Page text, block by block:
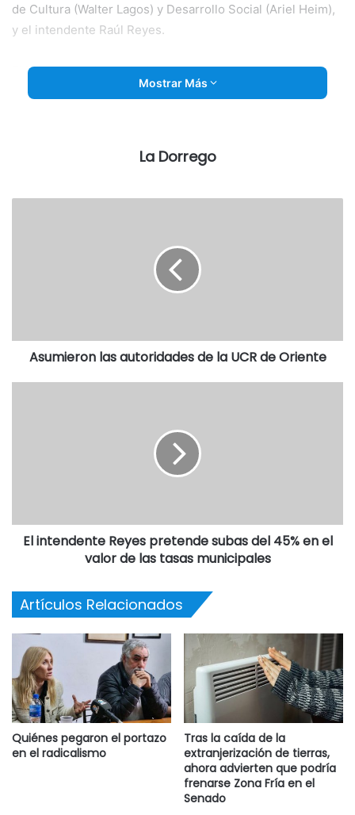
de Cultura (Walter Lagos) y Desarrollo Social (Ariel Heim),
y el intendente Raúl Reyes.
El jefe comunal agradeció a los presentes por el trabajo
realizado, y también se refirió a la presencia de los
informó que ayer se realizó una reunión en Bahía Blanca.
Estuvieron presentes representantes de las áreas de
turismo de los municipios de la región del Sudoeste de la
Este encuentro fue convocado por la Dirección de turismo
Mostrar Más
La Dorrego
Asumieron las autoridades de la UCR de Oriente
El intendente Reyes pretende subas del 45% en el
valor de las tasas municipales
Artículos Relacionados
Quiénes pegaron el portazo
en el radicalismo
Tras la caída de la
extranjerización de tierras,
ahora advierten que podría
frenarse Zona Fría en el
Senado